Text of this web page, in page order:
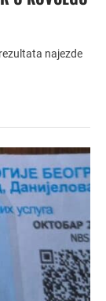
najezde